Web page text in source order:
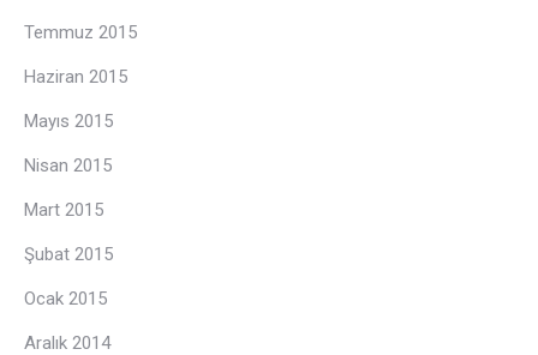
Temmuz 2015
Haziran 2015
Mayıs 2015
Nisan 2015
Mart 2015
Şubat 2015
Ocak 2015
Aralık 2014